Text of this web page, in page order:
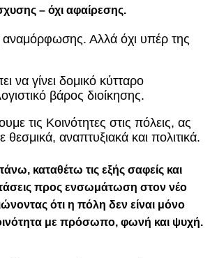
– όχι αφαίρεσης.
αναμόρφωσης. Αλλά όχι υπέρ της
να γίνει δομικό κύτταρο
βάρος διοίκησης.
τις Κοινότητες στις πόλεις, ας
θεσμικά, αναπτυξιακά και πολιτικά.
καταθέτω τις εξής σαφείς και
προς ενσωμάτωση στον νέο
ότι η πόλη δεν είναι μόνο
με πρόσωπο, φωνή και ψυχή.